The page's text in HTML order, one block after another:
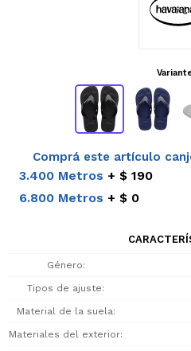
Comprá este artículo
3.400 Metros $ 190
6.800 Metros $ 0
Género
Tipos de ajuste
Material de la suela
Materiales del exterior